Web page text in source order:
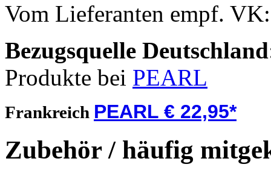
Vom Lieferanten empf.
Bezugsquelle Deutschland
Produkte bei PEARL
Frankreich PEARL € 22,95*
Zubehör / häufig